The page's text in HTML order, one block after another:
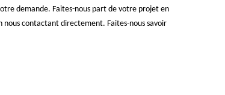
demande. Faites-nous part de votre projet en
contactant directement. Faites-nous savoir